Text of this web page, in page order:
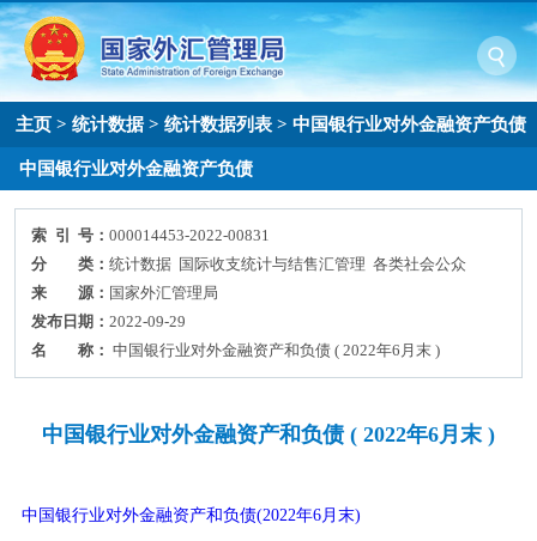
主页 >统计数据 >统计数据列表 >中国银行业对外金融资产负债
中国银行业对外金融资产负债
索 引 号：000014453-2022-00831
分 类：统计数据 国际收支统计与结售汇管理 各类社会公众
来 源： 国家外汇管理局
发布日期：2022-09-29
名 称： 中国银行业对外金融资产和负债 ( 2022年6月末 )
中国银行业对外金融资产和负债 ( 2022年6月末 )
中国银行业对外金融资产和负债(2022年6月末)